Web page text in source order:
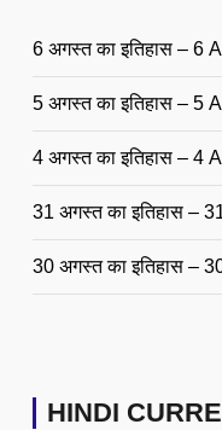
6 अगस्त का इतिहास – 6
5 अगस्त का इतिहास – 5
4 अगस्त का इतिहास – 4
31 अगस्त का इतिहास –
30 अगस्त का इतिहास –
HINDI